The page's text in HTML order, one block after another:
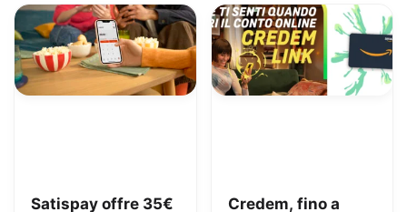
Satispay offre 35€
Credem, fino a